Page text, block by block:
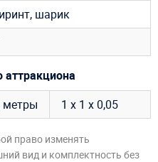
шарик
аттракциона
метры
1 х 1 х 0,05
право изменять
вид и комплектность без